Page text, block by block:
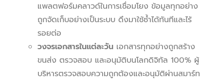
แพลตฟอร์มคลาวด์ในการเชื่อมโยง ข้อมูลทุกอย่าง
ถูกจัดเก็บอย่างเป็นระบบ ดึงมาใช้ซ้ำได้ทันทีและไร้
รอยต่อ
วงจรเอกสารในแต่ละวัน เอกสารทุกอย่างถูกสร้าง
ขนส่ง ตรวจสอบ และอนุมัติบนโลกดิจิทัล 100% ผู้
บริหารตรวจสอบความถูกต้องและอนุมัติผ่านสมาร์ท